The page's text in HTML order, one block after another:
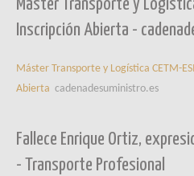
Máster Transporte y
Inscripción Abierta -
Máster Transporte y Logística CETM-
Abierta cadenadesuministro.es
Fallece Enrique Ortiz,
- Transporte Profesional